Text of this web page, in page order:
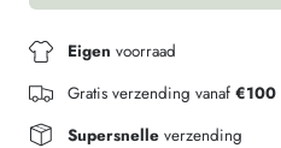
Eigen voorraad
Gratis verzending vanaf €100
Supersnelleverzending